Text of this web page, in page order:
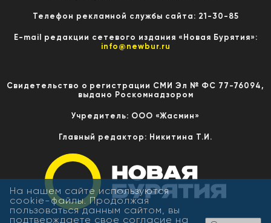
Телефон рекламной службы сайта: 21-30-85
E-mail редакции сетевого издания «Новая Бурятия»:
info@newbur.ru
Свидетельство о регистрации СМИ Эл № ФС 77-76094,
выдано Роскомнадзором
Учредитель: ООО «Жасмин»
Главный редактор: Никитина Т.И.
На нашем сайте используются
cookie-файлы. Продолжая
пользоваться данным сайтом, вы
подтверждаете свое согласие на